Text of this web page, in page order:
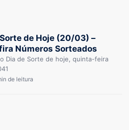
de Hoje (20/03) –
Números Sorteados
Dia de Sorte de hoje, quinta-feira
de leitura